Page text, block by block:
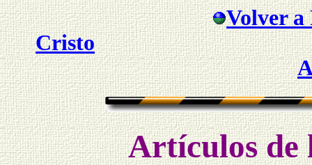
Volver a
Cristo
Artículos de